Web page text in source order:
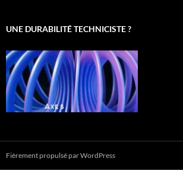
UNE DURABILITÉ TECHNICISTE ?
Fièrement propulsé par WordPress